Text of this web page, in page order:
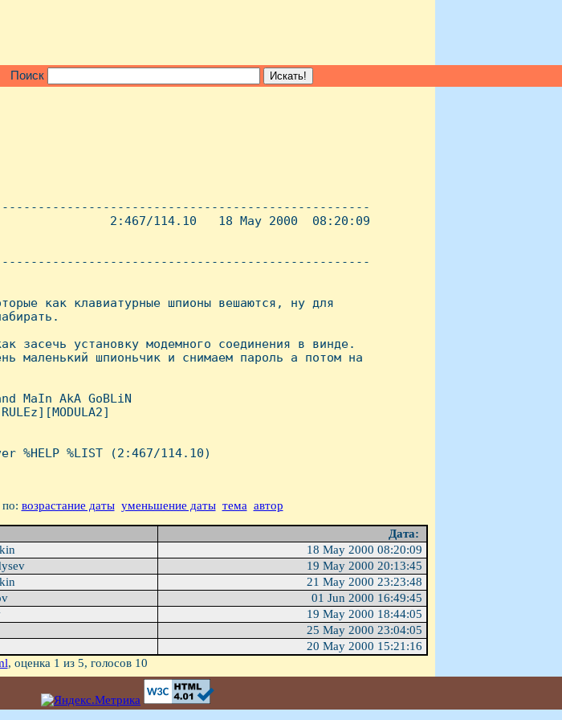
Поиск
2:467/114.10   18 May 2000  08:20:09
как клавиатуpные шпионы вешаются, ну для
засечь установку модемного соединения в винде.
маленький шпионьчик и снимаем паpоль а потом на
MaIn AkA GoBLiN
%HELP %LIST (2:467/114.10)
возрастание даты уменьшение даты тема автор
Дата:
18 May 2000 08:20:09
19 May 2000 20:13:45
21 May 2000 23:23:48
01 Jun 2000 16:49:45
19 May 2000 18:44:05
25 May 2000 23:04:05
20 May 2000 15:21:16
, оценка 1 из 5, голосов 10